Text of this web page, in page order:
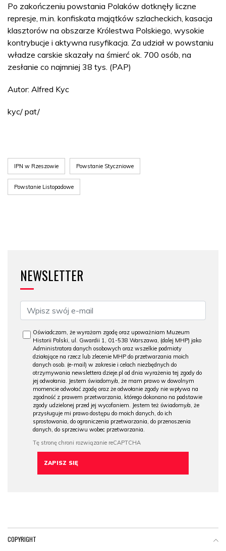
Po zakończeniu powstania Polaków dotknęły liczne
represje, m.in. konfiskata majątków szlacheckich, kasacja
klasztorów na obszarze Królestwa Polskiego, wysokie
kontrybucje i aktywna rusyfikacja. Za udział w powstaniu
władze carskie skazały na śmierć ok. 700 osób, na
zesłanie co najmniej 38 tys. (PAP)
Autor: Alfred Kyc
kyc/ pat/
IPN w Rzeszowie Powstanie Styczniowe
Powstanie Listopadowe
NEWSLETTER
Oświadczam, że wyrażam zgodę oraz upoważniam Muzeum
Historii Polski, ul. Gwardii 1, 01-538 Warszawa, (dalej MHP) jako
Administratora danych osobowych oraz wszelkie podmioty
działające na rzecz lub zlecenie MHP do przetwarzania moich
danych osob. (e-mail) w zakresie i celach niezbędnych do
otrzymywania newslettera dzieje.pl od dnia wyrażenia tej zgody do
jej odwołania. Jestem świadomy/a, że mam prawo w dowolnym
momencie odwołać zgodę oraz że odwołanie zgody nie wpływa na
zgodność z prawem przetwarzania, którego dokonano na podstawie
zgody udzielonej przed jej wycofaniem. Jestem też świadomy/a, że
przysługuje mi prawo dostępu do moich danych, do ich
sprostowania, do ograniczenia przetwarzania, do przenoszenia
danych, do sprzeciwu wobec przetwarzania.
COPYRIGHT